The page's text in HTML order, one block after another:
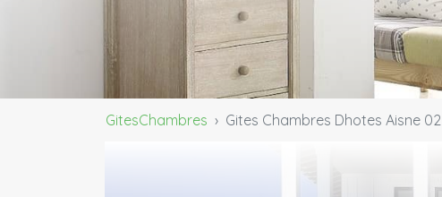
GitesChambres Gites Chambres Dhotes Aisne 02